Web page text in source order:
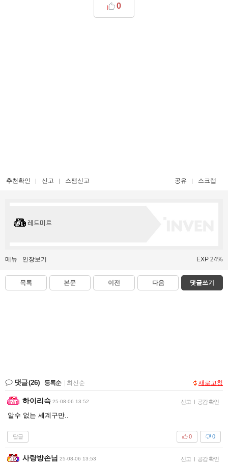
0
추천확인 신고 스팸신고 공유 스크랩
레드미르
메뉴 인장보기 EXP 24%
목록 본문 이전 다음 댓글쓰기
댓글(26) 등록순 최신순 새로고침
하이리슥 25-08-06 13:52 신고 | 공감 확인
알수 없는 세계구만..
답글 0
0
사랑방손님 25-08-06 13:53 신고 | 공감 확인